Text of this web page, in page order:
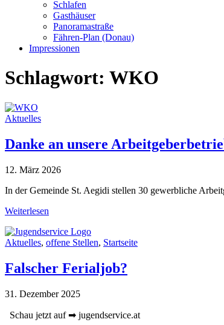
Schlafen
Gasthäuser
Panoramastraße
Fähren-Plan (Donau)
Impressionen
Schlagwort: WKO
Aktuelles
Danke an unsere
12. März 2026
In der Gemeinde St. Aegidi stellen 30 gewerbliche
Weiterlesen
Aktuelles, offene Stellen, Startseite
Falscher Ferialjob?
31. Dezember 2025
Schau jetzt auf ➡ jugendservice.at